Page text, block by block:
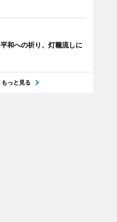
平和への祈り、灯籠流しに
もっと見る